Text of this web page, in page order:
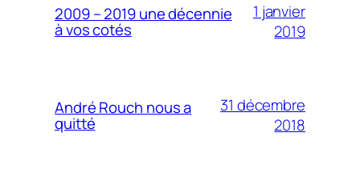
2009 – 2019 une décennie
à vos cotés
1 janvier
2019
André Rouch nous a
quitté
31 décembre
2018